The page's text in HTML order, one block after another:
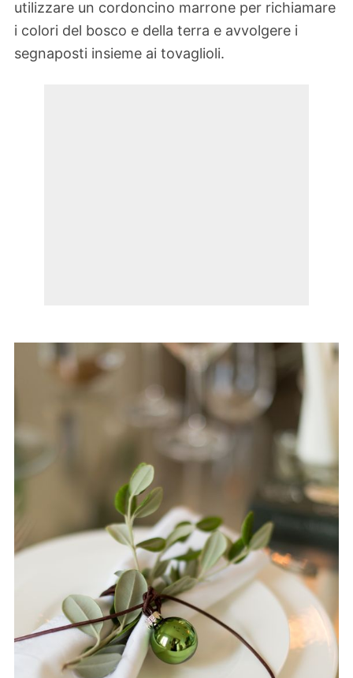
utilizzare un cordoncino marrone per richiamare
i colori del bosco e della terra e avvolgere i
segnaposti insieme ai tovaglioli.